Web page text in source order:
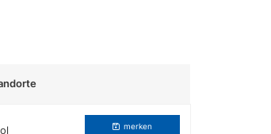
merken